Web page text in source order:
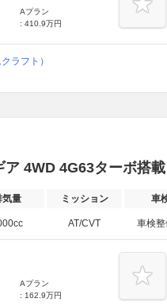
Aプラン
: 410.9万円
ラフト）
ア 4WD 4G63ターボ搭
気量 ミッション 車
AT/CVT 車検
Aプラン
: 162.9万円